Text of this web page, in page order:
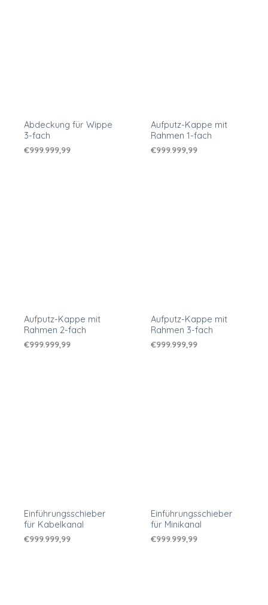
Abdeckung für Wippe
3-fach
€999.999,99
Aufputz-Kappe mit
Rahmen 1-fach
€999.999,99
Aufputz-Kappe mit
Rahmen 2-fach
€999.999,99
Aufputz-Kappe mit
Rahmen 3-fach
€999.999,99
Einführungsschieber
für Kabelkanal
€999.999,99
Einführungsschieber
für Minikanal
€999.999,99